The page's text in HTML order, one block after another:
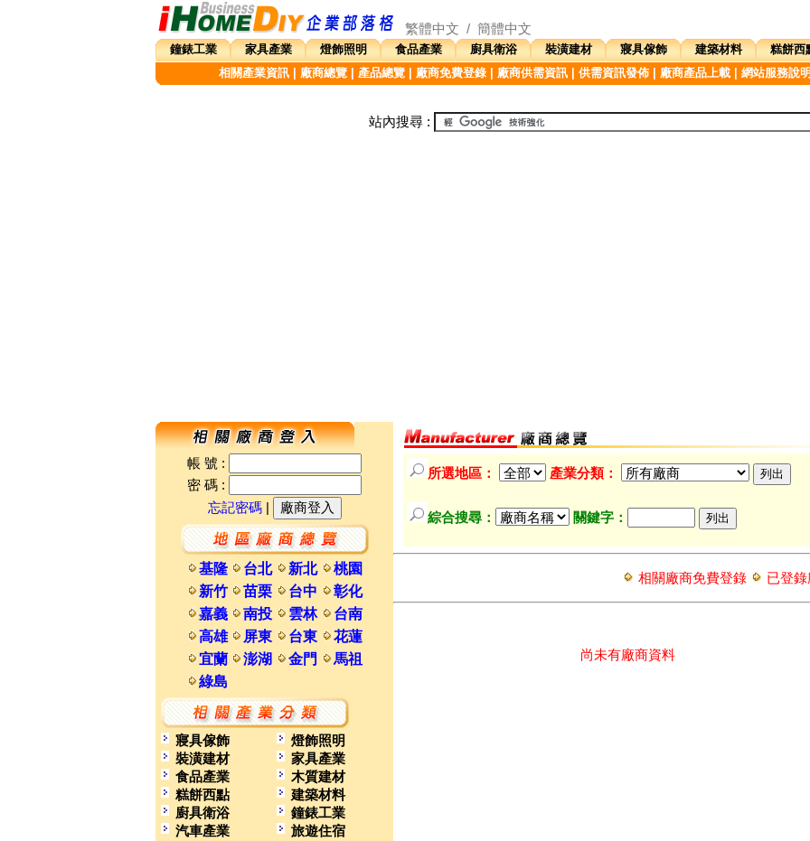
繁體中文 / 簡體中文
鐘錶工業 家具產業 燈飾照明 食品產業 廚具衛浴 裝潢建材 寢具傢飾 建築材料
糕餅西
相關產業資訊| 廠商總覽| 產品總覽| 廠商免費登錄| 廠商供需資訊| 供需資訊發佈| 廠商產品上載| 網站服務說
站內搜尋 :
帳 號 :
密 碼 :
忘記密碼|
基隆 台北 新北
桃園
新竹
苗栗 台中
彰化
嘉義
南投 雲林
台南
高雄
屏東 台東
花蓮
宜蘭
澎湖 金門
馬祖
綠島
寢具傢飾
燈飾照明
裝潢建材
家具產業
食品產業
木質建材
糕餅西點
建築材料
廚具衛浴
鐘錶工業
汽車產業
旅遊住宿
所選地區： 產業分類：
綜合搜尋： 關鍵字：
相關廠商免費登錄 已登
尚未有廠商資料